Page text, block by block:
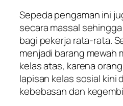
Sepeda pengaman ini
secara massal
bagi pekerja rata-rata.
menjadi barang mewah
kelas atas, karena
lapisan kelas sosial kini
kebebasan dan